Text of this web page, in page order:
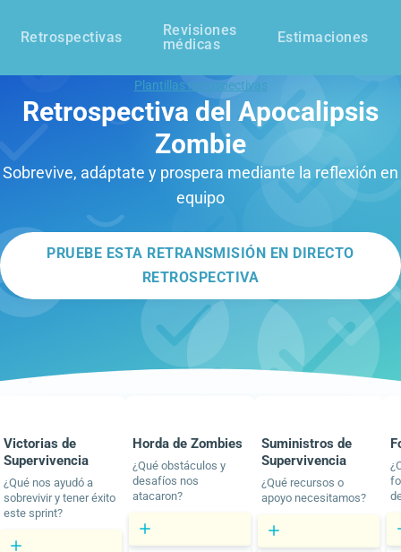
Retrospectivas
Revisiones
médicas
Estimaciones
Plantillas retrospectivas
Retrospectiva del Apocalipsis
Zombie
Sobrevive, adáptate y prospera mediante la reflexión en
equipo
PRUEBE ESTA RETRANSMISIÓN EN DIRECTO
RETROSPECTIVA
Victorias de
Supervivencia
¿Qué nos ayudó a
sobrevivir y tener éxito
este sprint?
Horda de Zombies
¿Qué obstáculos y
desafíos nos
atacaron?
Suministros de
Supervivencia
¿Qué recursos o
apoyo necesitamos?